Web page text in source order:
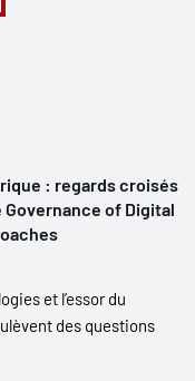
: regards croisés
of Digital
et l’essor du
des questions